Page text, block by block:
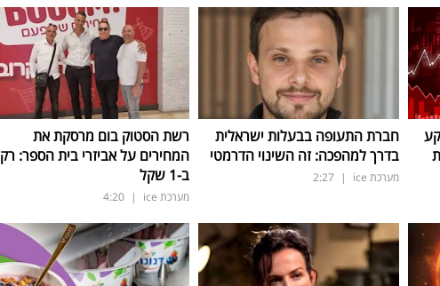
חברת התעופה בבעלות ישראלית
בדרך למהפכה: זה השינוי הדרמטי
מערכת ice |
2:27
רשת הסטוק בום מרסקת את
המחירים על אביזרי בית הספר: רק
ב-1 שקל
מערכת ice |
4:20